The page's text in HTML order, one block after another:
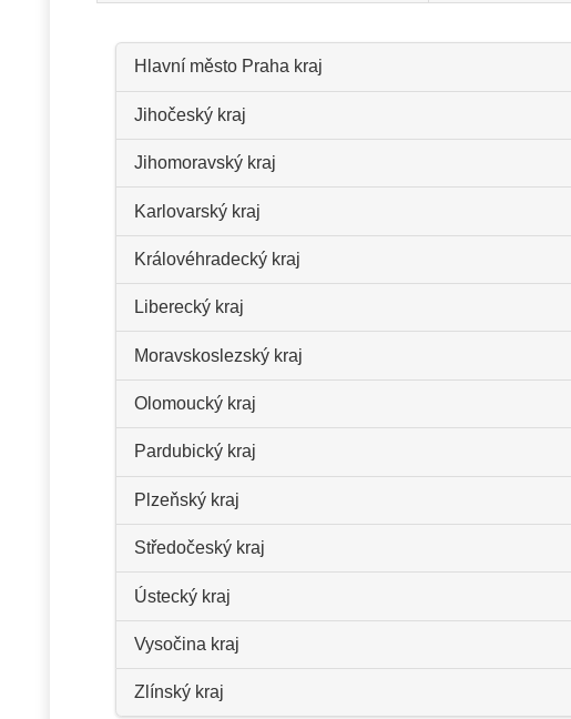
Hlavní město Praha kraj
Jihočeský kraj
Jihomoravský kraj
Karlovarský kraj
Královéhradecký kraj
Liberecký kraj
Moravskoslezský kraj
Olomoucký kraj
Pardubický kraj
Plzeňský kraj
Středočeský kraj
Ústecký kraj
Vysočina kraj
Zlínský kraj